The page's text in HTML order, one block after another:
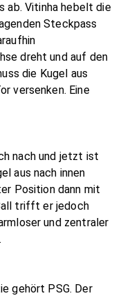
ab. Vitinha hebelt die
Steckpass
dreht und auf den
die Kugel aus
versenken. Eine
nach und jetzt ist
aus nach innen
Position dann mit
trifft er jedoch
und zentraler
gehört PSG. Der